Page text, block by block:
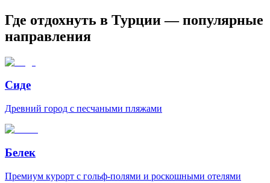
Где отдохнуть в Турции — популярные
направления
Сиде
Древний город с песчаными пляжами
Белек
Премиум курорт с гольф-полями и роскошными отелями